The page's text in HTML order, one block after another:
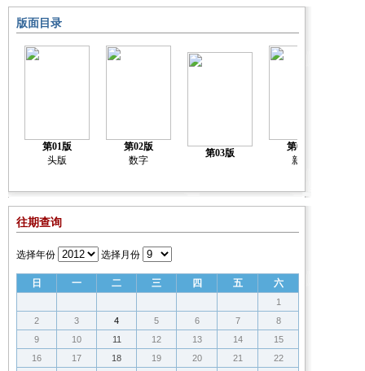
版面目录
第01版
头版
第02版
数字
第03版
第04版
新闻
往期查询
选择年份 选择月份
日 一 二 三 四 五 六
1
2
3 4 5 6 7
8
9
10 11 12 13 14
15
16
17 18 19 20 21
22